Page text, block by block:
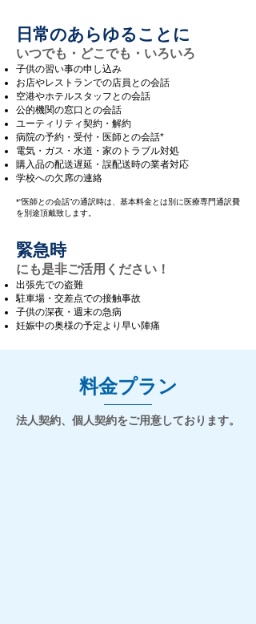
日常のあらゆることに
いつでも・どこでも・いろいろ
子供の習い事の申し込み
お店やレストランでの店員との会話
​空港やホテルスタッフとの会話
​公的機関の窓口との会話
ユーティリティ契約・解約
病院の予約・受付・医師との会話*
電気・ガス・水道・家のトラブル対処
購入品の配送遅延・誤配送時の業者対応
​学校への欠席の連絡
*“医師との会話”の通訳時は、基本料金とは別に医療専門通訳費
を別途頂戴致します。
緊急時
にも是非ご活用ください！
出張先での盗難
​駐車場・交差点での接触事故
子供の深夜・週末の急病
​妊娠中の奥様の予定より早い陣痛
料金プラン
法人契約、個人契約をご用意しております。